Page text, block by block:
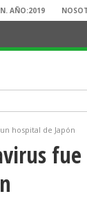
AÑO:2019
hospital de Japón
fue